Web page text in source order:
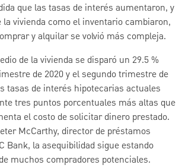
que las tasas de interés aumentaron, y
vivienda como el inventario cambiaron,
y alquilar se volvió más compleja.
de la vivienda se disparó un 29.5 %
de 2020 y el segundo trimestre de
tasas de interés hipotecarias actuales
tres puntos porcentuales más altas que
el costo de solicitar dinero prestado.
McCarthy, director de préstamos
Bank, la asequibilidad sigue estando
muchos compradores potenciales.